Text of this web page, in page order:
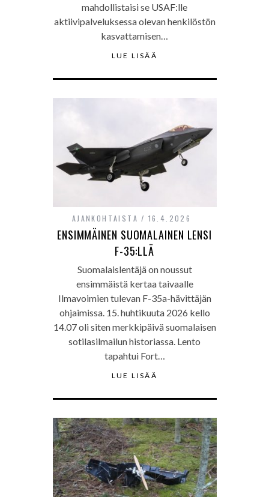
mahdollistaisi se USAF:lle
aktiivipalveluksessa olevan henkilöstön
kasvattamisen…
LUE LISÄÄ
AJANKOHTAISTA 16.4.2026
ENSIMMÄINEN SUOMALAINEN LENSI
F-35:LLÄ
Suomalaislentäjä on noussut
ensimmäistä kertaa taivaalle
Ilmavoimien tulevan F-35a-hävittäjän
ohjaimissa. 15. huhtikuuta 2026 kello
14.07 oli siten merkkipäivä suomalaisen
sotilasilmailun historiassa. Lento
tapahtui Fort…
LUE LISÄÄ